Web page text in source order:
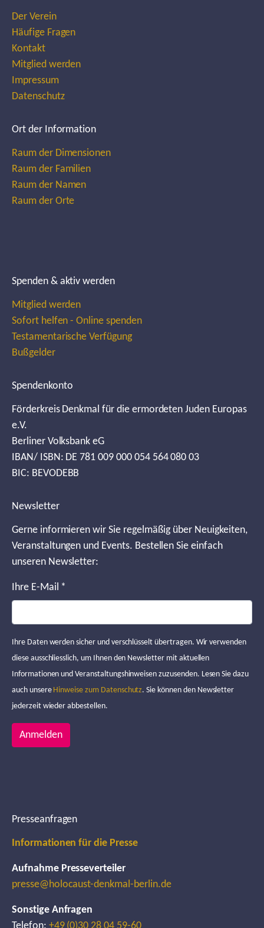
Der Verein
Häufige Fragen
Kontakt
Mitglied werden
Impressum
Datenschutz
Ort der Information
Raum der Dimensionen
Raum der Familien
Raum der Namen
Raum der Orte
Spenden & aktiv werden
Mitglied werden
Sofort helfen - Online spenden
Testamentarische Verfügung
Bußgelder
Spendenkonto
Förderkreis Denkmal für die ermordeten Juden Europas
e.V.
Berliner Volksbank eG
IBAN/ ISBN: DE 781 009 000 054 564 080 03
BIC: BEVODEBB
Newsletter
Gerne informieren wir Sie regelmäßig über Neuigkeiten,
Veranstaltungen und Events. Bestellen Sie einfach
unseren Newsletter:
Ihre E-Mail *
Ihre Daten werden sicher und verschlüsselt übertragen. Wir verwenden
diese ausschliesslich, um Ihnen den Newsletter mit aktuellen
Informationen und Veranstaltungshinweisen zuzusenden. Lesen Sie dazu
auch unsere Hinweise zum Datenschutz. Sie können den Newsletter
jederzeit wieder abbestellen.
Anmelden
Presseanfragen
Informationen für die Presse
Aufnahme Presseverteiler
presse@holocaust-denkmal-berlin.de
Sonstige Anfragen